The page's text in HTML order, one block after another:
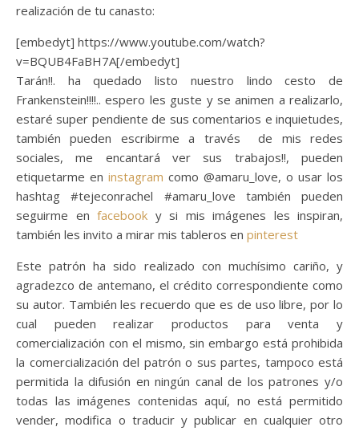
realización de tu canasto:
[embedyt] https://www.youtube.com/watch?
v=BQUB4FaBH7A[/embedyt]
Tarán!!. ha quedado listo nuestro lindo cesto de
Frankenstein!!!!.. espero les guste y se animen a realizarlo,
estaré super pendiente de sus comentarios e inquietudes,
también pueden escribirme a través de mis redes
sociales, me encantará ver sus trabajos!!, pueden
etiquetarme en instagram como @amaru_love, o usar los
hashtag #tejeconrachel #amaru_love también pueden
seguirme en facebook y si mis imágenes les inspiran,
también les invito a mirar mis tableros en pinterest
Este patrón ha sido realizado con muchísimo cariño, y
agradezco de antemano, el crédito correspondiente como
su autor. También les recuerdo que es de uso libre, por lo
cual pueden realizar productos para venta y
comercialización con el mismo, sin embargo está prohibida
la comercialización del patrón o sus partes, tampoco está
permitida la difusión en ningún canal de los patrones y/o
todas las imágenes contenidas aquí, no está permitido
vender, modifica o traducir y publicar en cualquier otro